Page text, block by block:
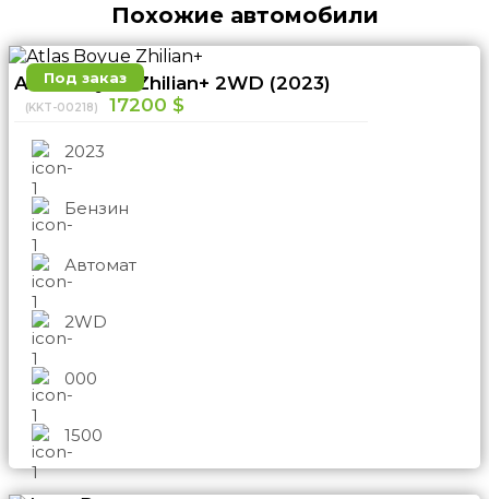
Похожие автомобили
Под заказ
Atlas Boyue Zhilian+ 2WD (2023)
(KKT-00218) 17200 $
2023
Бензин
Автомат
2WD
000
1500